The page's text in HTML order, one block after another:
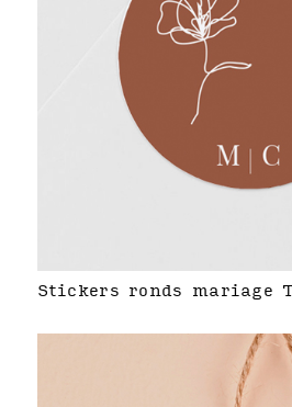
Stickers ronds mariage